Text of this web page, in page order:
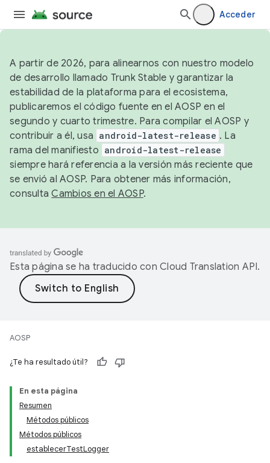
Acceder
A partir de 2026, para alinearnos con nuestro modelo
de desarrollo llamado Trunk Stable y garantizar la
estabilidad de la plataforma para el ecosistema,
publicaremos el código fuente en el AOSP en el
segundo y cuarto trimestre. Para compilar el AOSP y
contribuir a él, usa android-latest-release . La
rama del manifiesto android-latest-release
siempre hará referencia a la versión más reciente que
se envió al AOSP. Para obtener más información,
consultaCambios en el AOSP.
Esta página se ha traducido con Cloud Translation API.
AOSP
¿Te ha resultado útil?
En esta página
Resumen
Métodos públicos
Métodos públicos
establecerTestLogger